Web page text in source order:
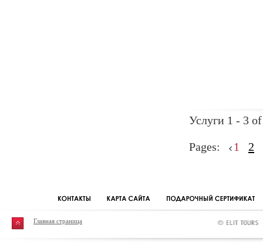
Услуги 1 - 3
Pages: 1 2
Главная страница